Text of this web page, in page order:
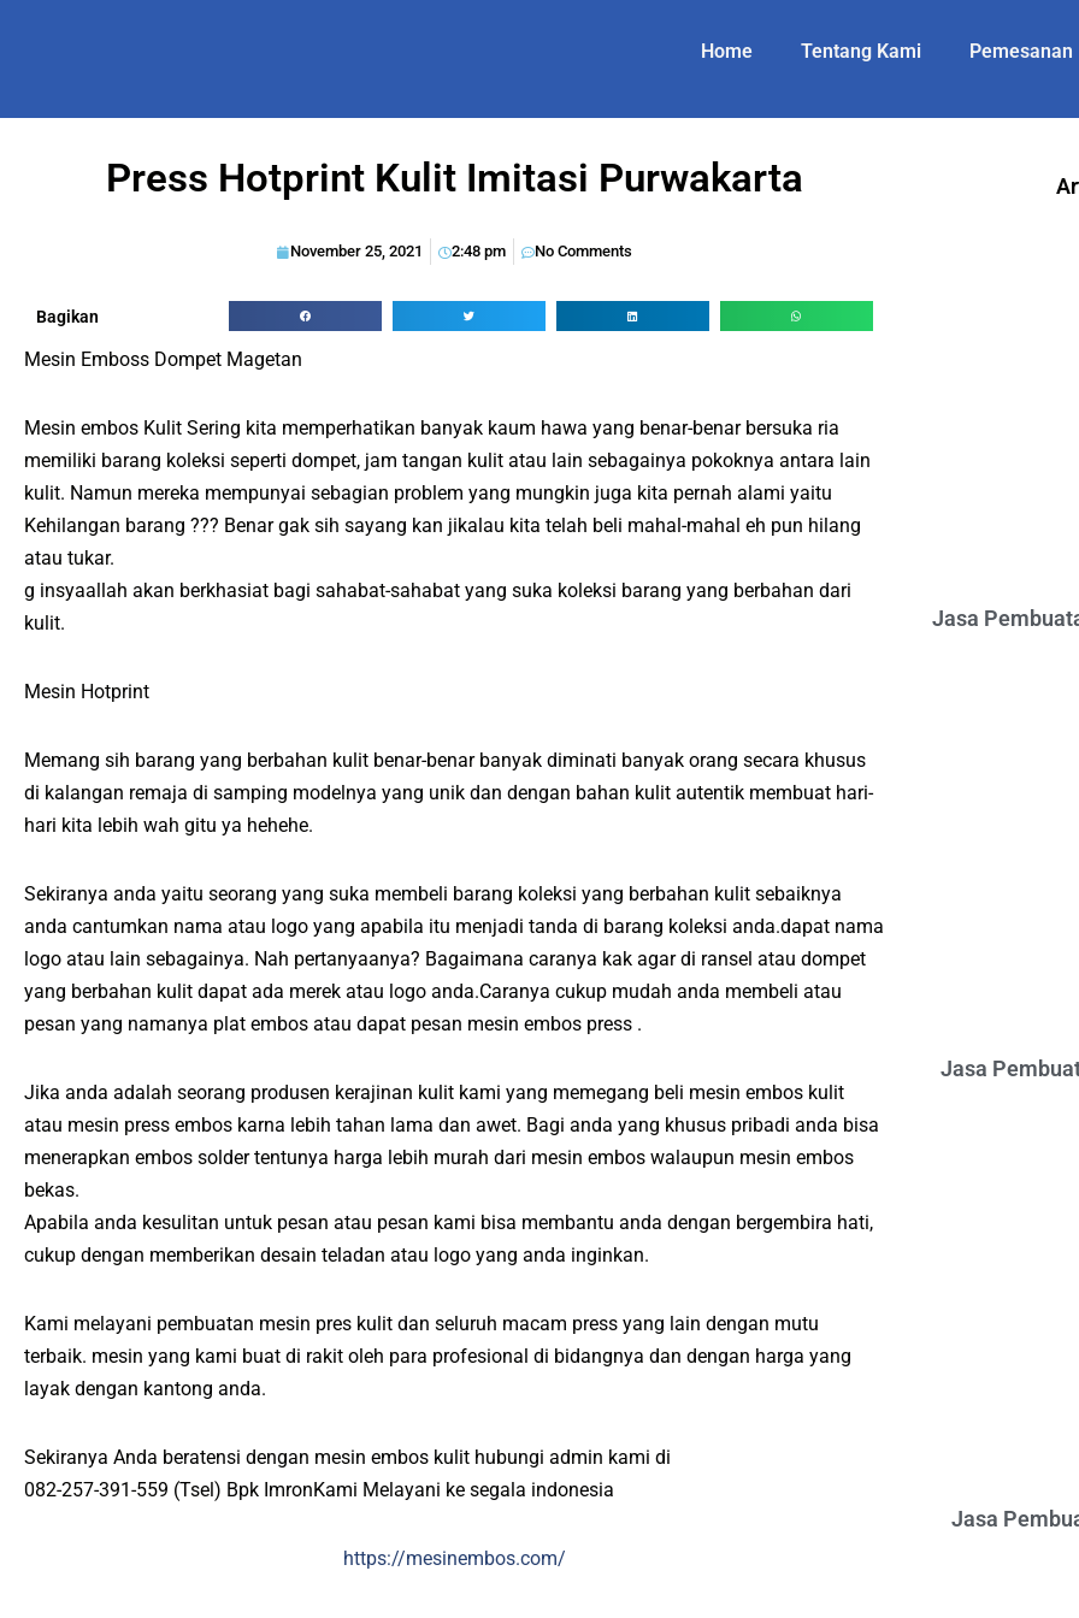
Home Tentang Kami Pemesanan
Press Hotprint Kulit Imitasi Purwakarta
November 25, 2021 2:48 pm No Comments
Bagikan
Mesin Emboss Dompet Magetan
Mesin embos Kulit Sering kita memperhatikan banyak kaum hawa yang benar-benar bersuka ria
memiliki barang koleksi seperti dompet, jam tangan kulit atau lain sebagainya pokoknya antara lain
kulit. Namun mereka mempunyai sebagian problem yang mungkin juga kita pernah alami yaitu
Kehilangan barang ??? Benar gak sih sayang kan jikalau kita telah beli mahal-mahal eh pun hilang
atau tukar.
g insyaallah akan berkhasiat bagi sahabat-sahabat yang suka koleksi barang yang berbahan dari
kulit.
Mesin Hotprint
Memang sih barang yang berbahan kulit benar-benar banyak diminati banyak orang secara khusus
di kalangan remaja di samping modelnya yang unik dan dengan bahan kulit autentik membuat hari-
hari kita lebih wah gitu ya hehehe.
Sekiranya anda yaitu seorang yang suka membeli barang koleksi yang berbahan kulit sebaiknya
anda cantumkan nama atau logo yang apabila itu menjadi tanda di barang koleksi anda.dapat nama
logo atau lain sebagainya. Nah pertanyaanya? Bagaimana caranya kak agar di ransel atau dompet
yang berbahan kulit dapat ada merek atau logo anda.Caranya cukup mudah anda membeli atau
pesan yang namanya plat embos atau dapat pesan mesin embos press .
Jika anda adalah seorang produsen kerajinan kulit kami yang memegang beli mesin embos kulit
atau mesin press embos karna lebih tahan lama dan awet. Bagi anda yang khusus pribadi anda bisa
menerapkan embos solder tentunya harga lebih murah dari mesin embos walaupun mesin embos
bekas.
Apabila anda kesulitan untuk pesan atau pesan kami bisa membantu anda dengan bergembira hati,
cukup dengan memberikan desain teladan atau logo yang anda inginkan.
Kami melayani pembuatan mesin pres kulit dan seluruh macam press yang lain dengan mutu
terbaik. mesin yang kami buat di rakit oleh para profesional di bidangnya dan dengan harga yang
layak dengan kantong anda.
Sekiranya Anda beratensi dengan mesin embos kulit hubungi admin kami di
082-257-391-559 (Tsel) Bpk ImronKami Melayani ke segala indonesia
https://mesinembos.com/
Jasa
Jasa
Jasa